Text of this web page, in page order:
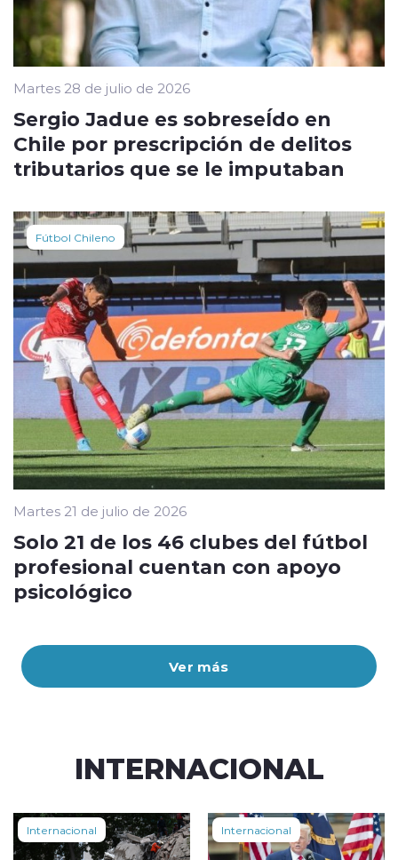
Ver más
Martes 28 de julio de 2026
Sergio Jadue es sobreseÍdo en
Chile por prescripción de delitos
tributarios que se le imputaban
Fútbol Chileno
Martes 21 de julio de 2026
Solo 21 de los 46 clubes del fútbol
profesional cuentan con apoyo
psicológico
INTERNACIONAL
Internacional Internacional